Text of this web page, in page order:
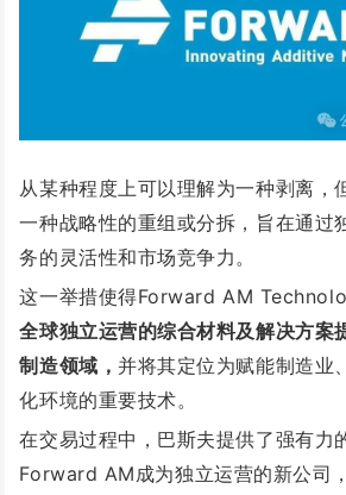
从某种程度上可以理解为一种剥离，
一种战略性的重组或分拆，旨在通过
务的灵活性和市场竞争力。
这一举措使得Forward AM
全球独立运营的综合材料及解决方案
制造领域，并将其定位为赋能制造业
化环境的重要技术。
在交易过程中，巴斯夫提供了强有力
Forward AM成为独立运营的新公司